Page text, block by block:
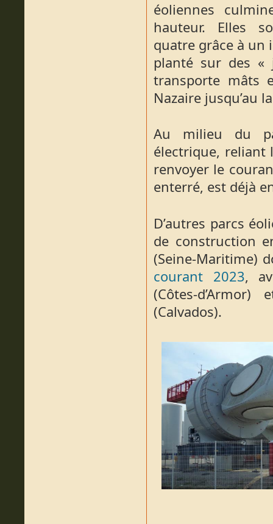
éoliennes
hauteur. Elles
quatre grâce à un
planté sur des «
transporte mâts
Nazaire jusqu’au
Au milieu du
électrique, reliant
renvoyer le
enterré, est déjà
D’autres parcs
de construction
(Seine-Maritime)
courant 2023,
(Côtes-d’Armor)
(Calvados).